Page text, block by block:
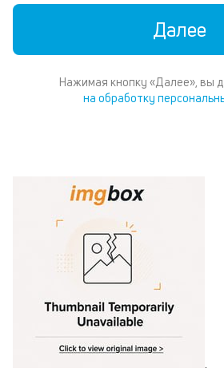
Далее
Нажимая кнопку «Далее», вы
на обработку
.